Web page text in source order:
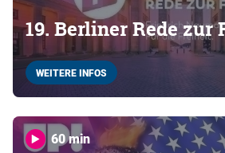
19. Berliner Rede zur
WEITERE INFOS
60 min